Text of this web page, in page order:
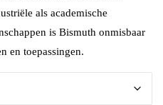
als academische
is Bismuth onmisbaar
en toepassingen.